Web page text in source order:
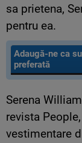
sa prietena,
pentru ea.
Adaugă-ne ca
preferată
Serena
revista
vestimentare